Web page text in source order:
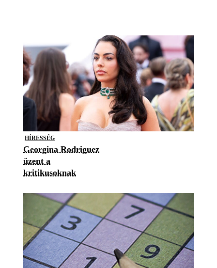
HÍRESSÉG
Georgina Rodriguez
üzent a
kritikusoknak